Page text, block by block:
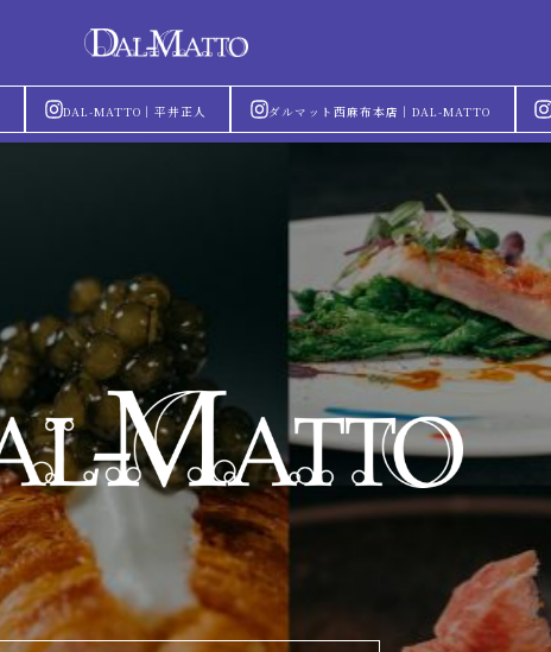
DAL-MATTO｜平井正人 ダルマット西麻布本店｜DAL-MATTO